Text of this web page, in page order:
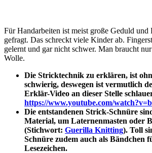
Für Handarbeiten ist meist große Geduld und
gefragt. Das schreckt viele Kinder ab.
gelernt und gar nicht schwer. Man braucht
Wolle.
Die Stricktechnik zu erklären, ist
schwierig, deswegen ist vermutlich
Erklär-Video an dieser Stelle
https://www.youtube.com/
Die entstandenen Strick-Schnüre
Material, um Laternenmasten oder
(Stichwort: Guerilla Knitting). Toll
Schnüre zudem auch als Bändchen
Lesezeichen.